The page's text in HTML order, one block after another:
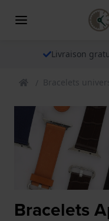
Livraison
Bracelets
Bracelets